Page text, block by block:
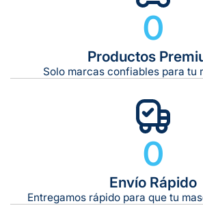
0
Productos
Solo marcas confiables para tu
0
Envío Rápido
Entregamos rápido para que tu